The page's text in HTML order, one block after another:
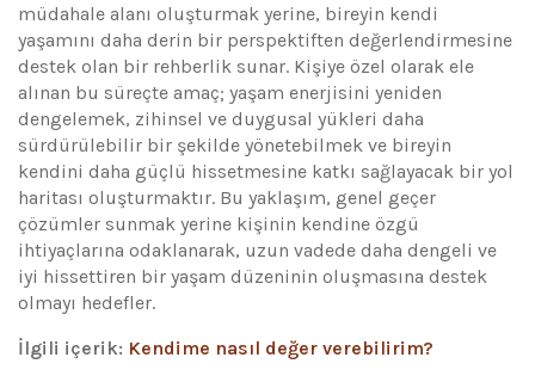
müdahale alanı oluşturmak yerine, bireyin kendi
yaşamını daha derin bir perspektiften değerlendirmesine
destek olan bir rehberlik sunar. Kişiye özel olarak ele
alınan bu süreçte amaç; yaşam enerjisini yeniden
dengelemek, zihinsel ve duygusal yükleri daha
sürdürülebilir bir şekilde yönetebilmek ve bireyin
kendini daha güçlü hissetmesine katkı sağlayacak bir yol
haritası oluşturmaktır. Bu yaklaşım, genel geçer
çözümler sunmak yerine kişinin kendine özgü
ihtiyaçlarına odaklanarak, uzun vadede daha dengeli ve
iyi hissettiren bir yaşam düzeninin oluşmasına destek
olmayı hedefler.
İlgili içerik: Kendime nasıl değer verebilirim?